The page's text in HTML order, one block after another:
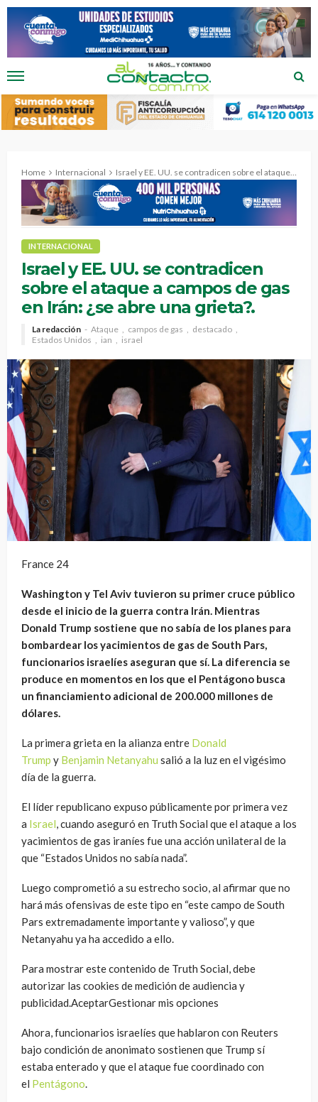
Home Internacional Israel y EE. UU. se contradicen sobre el ataque a campos de gas en Irán: ¿se abre una grieta?.
INTERNACIONAL
Israel y EE. UU. se contradicen
sobre el ataque a campos de gas
en Irán: ¿se abre una grieta?.
La redacción Ataque campos de gas
destacado
Estados Unidos
ian israel
France 24
Washington y Tel Aviv tuvieron su primer cruce público
desde el inicio de la guerra contra Irán. Mientras
Donald Trump sostiene que no sabía de los planes para
bombardear los yacimientos de gas de South Pars,
funcionarios israelíes aseguran que sí. La diferencia se
produce en momentos en los que el Pentágono busca
un financiamiento adicional de 200.000 millones de
dólares.
La primera grieta en la alianza entre Donald
Trump y Benjamin Netanyahu salió a la luz en el vigésimo
día de la guerra.
El líder republicano expuso públicamente por primera vez
a Israel, cuando aseguró en Truth Social que el ataque a los
yacimientos de gas iraníes fue una acción unilateral de la
que “Estados Unidos no sabía nada”.
Luego comprometió a su estrecho socio, al afirmar que no
hará más ofensivas de este tipo en “este campo de South
Pars extremadamente importante y valioso”, y que
Netanyahu ya ha accedido a ello.
Para mostrar este contenido de Truth Social, debe
autorizar las cookies de medición de audiencia y
publicidad.AceptarGestionar mis opciones
Ahora, funcionarios israelíes que hablaron con Reuters
bajo condición de anonimato sostienen que Trump sí
estaba enterado y que el ataque fue coordinado con
el Pentágono.